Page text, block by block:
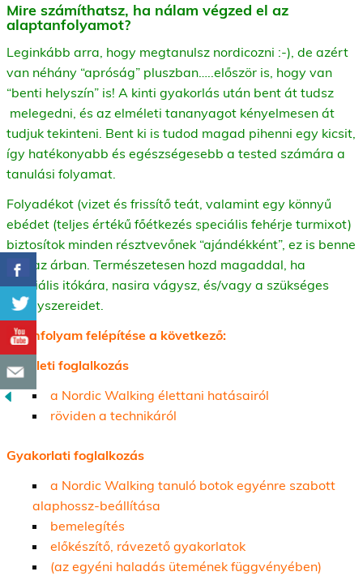
Mire számíthatsz, ha nálam végzed el az
alaptanfolyamot?
Leginkább arra, hogy megtanulsz nordicozni :-), de azért
van néhány “apróság” pluszban…..először is, hogy van
“benti helyszín” is! A kinti gyakorlás után bent át tudsz
melegedni, és az elméleti tananyagot kényelmesen át
tudjuk tekinteni. Bent ki is tudod magad pihenni egy kicsit,
így hatékonyabb és egészségesebb a tested számára a
tanulási folyamat.
Folyadékot (vizet és frissítő teát, valamint egy könnyű
ebédet (teljes értékű főétkezés speciális fehérje turmixot)
biztosítok minden résztvevőnek “ajándékként”, ez is benne
van az árban. Természetesen hozd magaddal, ha
speciális itókára, nasira vágysz, és/vagy a szükséges
gyógyszereidet.
A tanfolyam felépítése a következő:
Elméleti foglalkozás
a Nordic Walking élettani hatásairól
röviden a technikáról
Gyakorlati foglalkozás
a Nordic Walking tanuló botok egyénre szabott
alaphossz-beállítása
bemelegítés
előkészítő, rávezető gyakorlatok
(az egyéni haladás ütemének függvényében)